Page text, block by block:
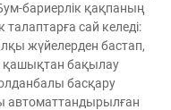
бариерлік қақпаның
сай келеді:
жүйелерден бастап,
бақылау
басқару
автоматтандырылған